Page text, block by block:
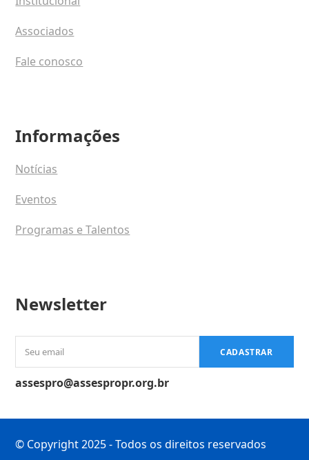
Associados
Fale conosco
Informações
Notícias
Eventos
Programas e Talentos
Newsletter
email
CADASTRAR
assespro@assespropr.org.br
© Copyright 2025 - Todos os direitos reservados